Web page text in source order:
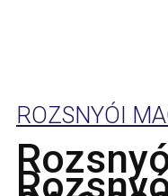
ROZSNYÓI